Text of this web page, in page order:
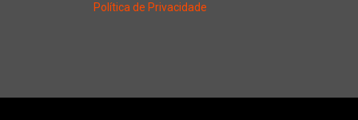
Política de Privacidade